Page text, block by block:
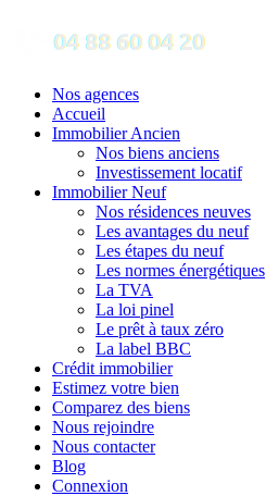
Nos agences
Accueil
Immobilier Ancien
Nos biens anciens
Investissement locatif
Immobilier Neuf
Nos résidences neuves
Les avantages du neuf
Les étapes du neuf
Les normes énergétiques
La TVA
La loi pinel
Le prêt à taux zéro
La label BBC
Crédit immobilier
Estimez votre bien
Comparez des biens
Nous rejoindre
Nous contacter
Blog
Connexion